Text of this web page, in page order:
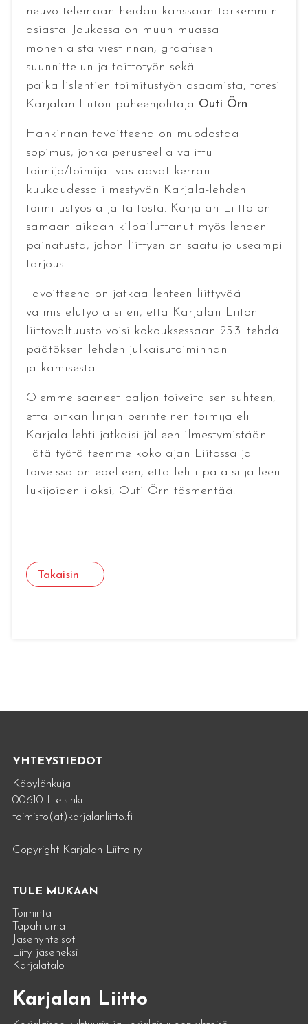
neuvottelemaan heidän kanssaan tarkemmin
asiasta. Joukossa on muun muassa
monenlaista viestinnän, graafisen
suunnittelun ja taittotyön sekä
paikallislehtien toimitustyön osaamista, totesi
Karjalan Liiton puheenjohtaja Outi Örn.
Hankinnan tavoitteena on muodostaa
sopimus, jonka perusteella valittu
toimija/toimijat vastaavat kerran
kuukaudessa ilmestyvän Karjala-lehden
toimitustyöstä ja taitosta. Karjalan Liitto on
samaan aikaan kilpailuttanut myös lehden
painatusta, johon liittyen on saatu jo useampi
tarjous.
Tavoitteena on jatkaa lehteen liittyvää
valmistelutyötä siten, että Karjalan Liiton
liittovaltuusto voisi kokouksessaan 25.3. tehdä
päätöksen lehden julkaisutoiminnan
jatkamisesta.
Olemme saaneet paljon toiveita sen suhteen,
että pitkän linjan perinteinen toimija eli
Karjala-lehti jatkaisi jälleen ilmestymistään.
Tätä työtä teemme koko ajan Liitossa ja
toiveissa on edelleen, että lehti palaisi jälleen
lukijoiden iloksi, Outi Örn täsmentää.
Takaisin
YHTEYSTIEDOT
Käpylänkuja 1
00610 Helsinki
toimisto(at)karjalanliitto.fi
Copyright Karjalan Liitto ry
TULE MUKAAN
Toiminta
Tapahtumat
Jäsenyhteisöt
Liity jäseneksi
Karjalatalo
Karjalan Liitto